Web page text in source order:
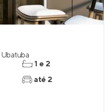
Ubatuba
1 e 2
até 2